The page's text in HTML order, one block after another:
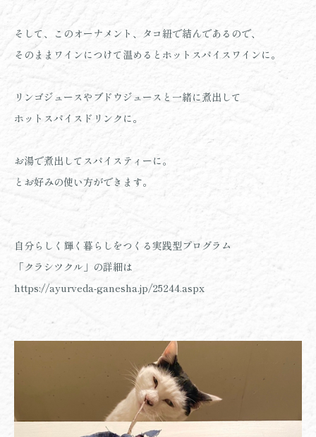
そして、このオーナメント、タコ紐で結んであるので、
そのままワインにつけて温めるとホットスパイスワインに。
リンゴジュースやブドウジュースと一緒に煮出して
ホットスパイスドリンクに。
お湯で煮出してスパイスティーに。
とお好みの使い方ができます。
自分らしく輝く暮らしをつくる実践型プログラム
「クラシツクル」の詳細は
https://ayurveda-ganesha.jp/25244.aspx